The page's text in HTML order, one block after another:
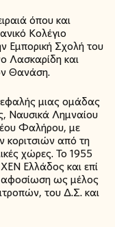
όπου και
Κολέγιο
Εμπορική Σχολή του
Λασκαρίδη και
Θανάση.
μιας ομάδας
Ναυσικά Λημναίου
Φαλήρου, με
από τη
χώρες. Το 1955
Ελλάδος και επί
αφοσίωση ως μέλος
του Δ.Σ. και